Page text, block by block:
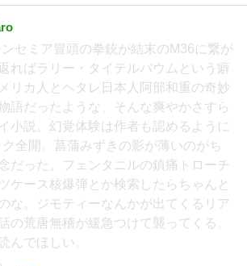
ンセミア冒頭の拳銃が結末のM36に繋が
ればラリー・タイテルバウムという癖
リカ人とヘタレ日本人阿部和重の奇妙
語だったような、そんな爽やかさすら
小説。幻覚体験は作者も認めるように
ク全開。菖蒲みずきの影が薄いのがち
だった。フェンタニルの鎮痛トローチ
ケース核爆弾とか検索したらちゃんと
な。ジモティーなんかが出てくるリア
の荒唐無稽が緩急つけて襲ってくる。
んでほしい。